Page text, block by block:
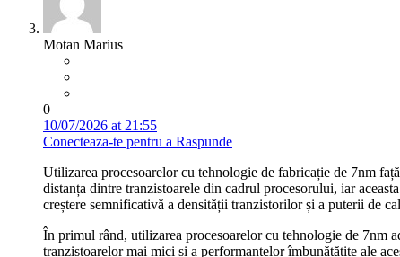
Motan Marius
0
10/07/2026 at 21:55
Conecteaza-te pentru a Raspunde
Utilizarea procesoarelor cu tehnologie de fabricație de 7nm
distanța dintre tranzistoarele din cadrul procesorului, iar
creștere semnificativă a densității tranzistorilor și a puterii de
În primul rând, utilizarea procesoarelor cu tehnologie de 7nm
tranzistoarelor mai mici și a performanțelor îmbunătățite ale